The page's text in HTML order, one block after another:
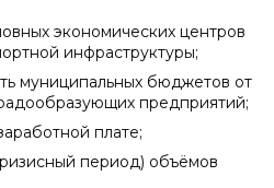
экономических центров
инфраструктуры;
муниципальных бюджетов от
предприятий;
плате;
период) объёмов